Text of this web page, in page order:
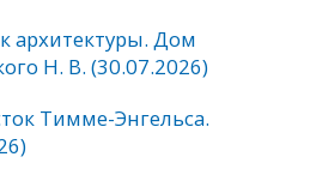
архитектуры. Дом
Н. В. (30.07.2026)
Тимме-Энгельса.